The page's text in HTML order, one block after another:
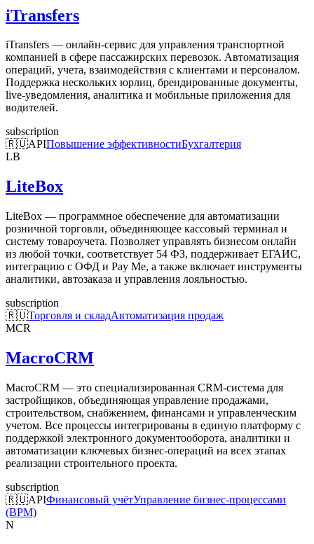
iTransfers
iTransfers — онлайн-сервис для управления транспортной
компанией в сфере пассажирских перевозок. Автоматизация
операций, учета, взаимодействия с клиентами и персоналом.
Поддержка нескольких юрлиц, брендированные документы,
live-уведомления, аналитика и мобильные приложения для
водителей.
subscription
🇷🇺APIПовышение эффективностиБухгалтерия
LB
LiteBox
LiteBox — программное обеспечение для автоматизации
розничной торговли, объединяющее кассовый терминал и
систему товароучета. Позволяет управлять бизнесом онлайн
из любой точки, соответствует 54 ФЗ, поддерживает ЕГАИС,
интеграцию с ОФД и Pay Me, а также включает инструменты
аналитики, автозаказа и управления лояльностью.
subscription
🇷🇺Торговля и складАвтоматизация продаж
MCR
MacroCRM
MacroCRM — это специализированная CRM-система для
застройщиков, объединяющая управление продажами,
строительством, снабжением, финансами и управленческим
учетом. Все процессы интегрированы в единую платформу с
поддержкой электронного документооборота, аналитики и
автоматизации ключевых бизнес-операций на всех этапах
реализации строительного проекта.
subscription
🇷🇺APIФинансовый учётУправление бизнес-процессами
(BPM)
N